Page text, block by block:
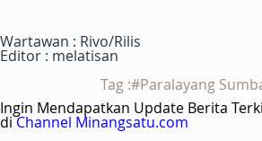
Wartawan : Rivo/Rilis
Editor : melatisan
Tag :#Paralayang
Ingin Mendapatkan Update Berita
diChannel Minangsatu.com